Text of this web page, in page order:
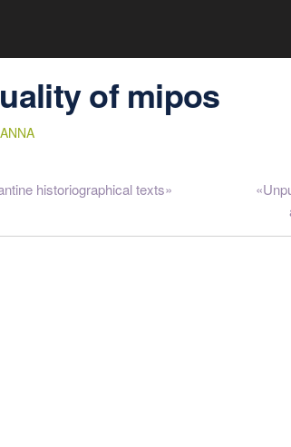
of mipos
historiographical texts»